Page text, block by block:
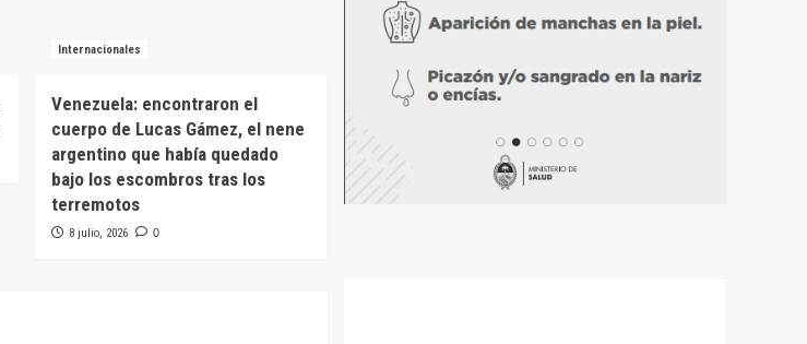
Internacionales
Venezuela: encontraron el
cuerpo de Lucas Gámez, el nene
argentino que había quedado
bajo los escombros tras los
terremotos
8 julio, 2026 0